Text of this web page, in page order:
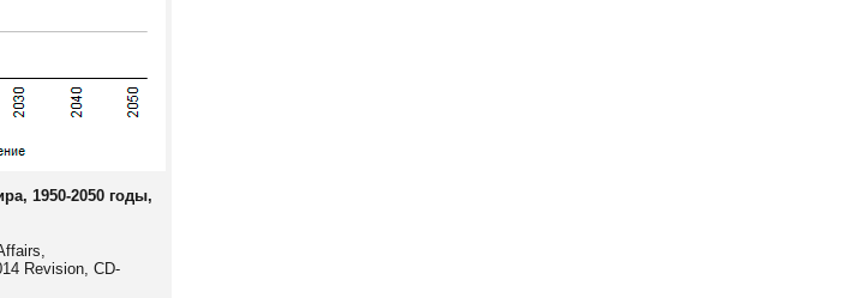
1950-2050 годы,
Revision, CD-